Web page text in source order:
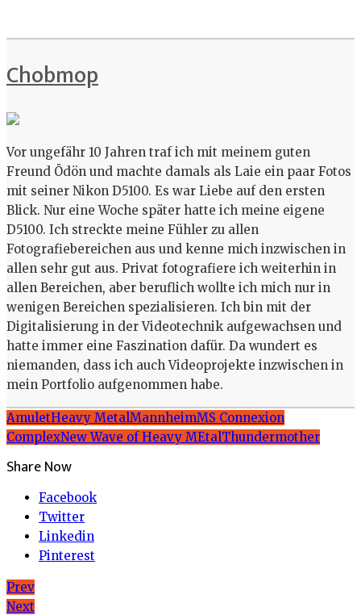
Chobmop
Vor ungefähr 10 Jahren traf ich mit meinem guten
Freund Ödön und machte damals als Laie ein paar Fotos
mit seiner Nikon D5100. Es war Liebe auf den ersten
Blick. Nur eine Woche später hatte ich meine eigene
D5100. Ich streckte meine Fühler zu allen
Fotografiebereichen aus und kenne mich inzwischen in
allen sehr gut aus. Privat fotografiere ich weiterhin in
allen Bereichen, aber beruflich wollte ich mich nur in
wenigen Bereichen spezialisieren. Ich bin mit der
Digitalisierung in der Videotechnik aufgewachsen und
hatte immer eine Faszination dafür. Da wundert es
niemanden, dass ich auch Videoprojekte inzwischen in
mein Portfolio aufgenommen habe.
AmuletHeavy MetalMannheimMS Connexion
ComplexNew Wave of Heavy MEtalThundermother
Share Now
Facebook
Twitter
Linkedin
Pinterest
Beitragsnavigation
Prev
Next